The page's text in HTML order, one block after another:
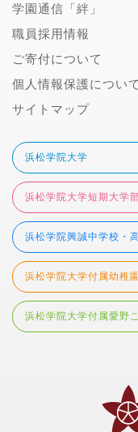
学園通信「絆」
職員採用情報
ご寄付について
個人情報保護について
サイトマップ
浜松学院大学
浜松学院大学短期大学
浜松学院興誠中学校・
浜松学院大学付属幼稚園
浜松学院大学付属愛野